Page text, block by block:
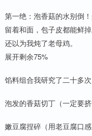
第一绝：泡香菇的水别倒
留着和面，包子皮都能鲜
还以为我炖了老母鸡。
展开剩余75%
馅料组合我研究了二十多次
泡发的香菇切丁（一定要挤
嫩豆腐捏碎（用老豆腐口感